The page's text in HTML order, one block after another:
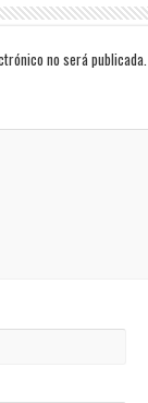
no será publicada.